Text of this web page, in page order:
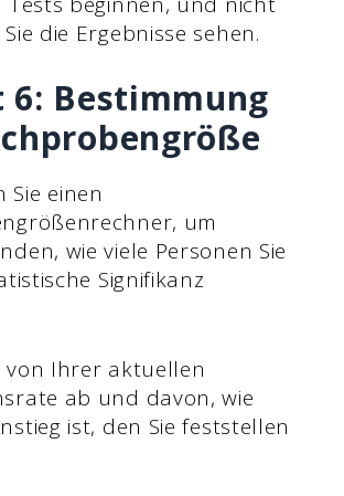
die Ergebnisse sehen.
6: Bestimmung
Sie einen
um
wie viele Personen Sie
Signifikanz
von Ihrer aktuellen
ab und davon, wie
ist, den Sie feststellen